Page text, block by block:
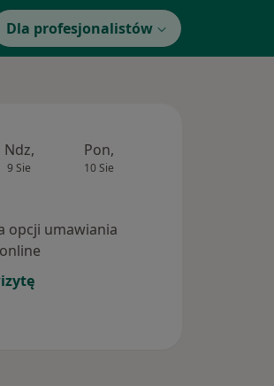
Dla profesjonalistów
Ndz,
9 Sie
Pon,
10 Sie
opcji umawiania